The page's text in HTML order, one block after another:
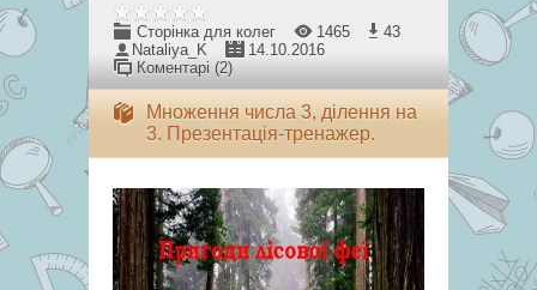
Сторінка для колег 1465
43
Nataliya_K
14.10.2016
Коментарі (2)
Множення числа 3, ділення на
3. Презентація-тренажер.